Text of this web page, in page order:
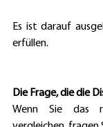
Es ist darauf
erfüllen.
Die Frage, die die
Wenn Sie das